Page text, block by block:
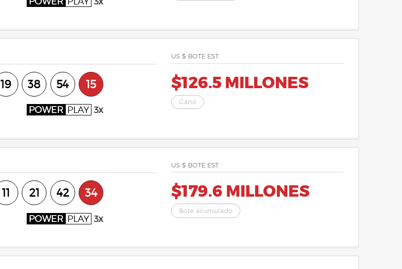
19 38 54 15
POWER PLAY 3x
US $ BOTE EST.
$126.5 MILLONES
Ganó
11 21 42 34
POWER PLAY 3x
US $ BOTE EST.
$179.6 MILLONES
Bote acumulado